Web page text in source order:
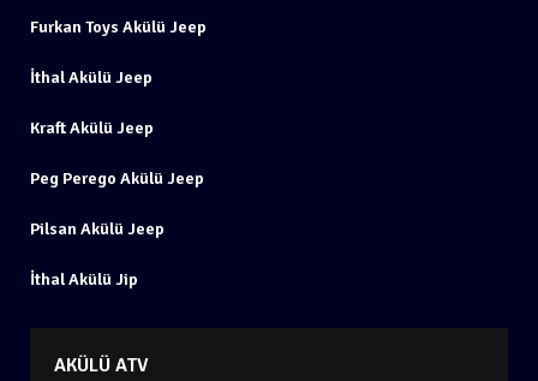
Furkan Toys Akülü Jeep
İthal Akülü Jeep
Kraft Akülü Jeep
Peg Perego Akülü Jeep
Pilsan Akülü Jeep
İthal Akülü Jip
AKÜLÜ ATV